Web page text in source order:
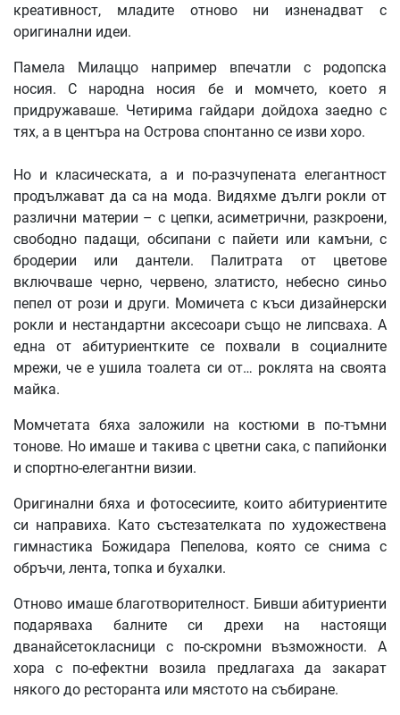
креативност, младите отново ни изненадват с
оригинални идеи.
Памела Милаццо например впечатли с родопска
носия. С народна носия бе и момчето, което я
придружаваше. Четирима гайдари дойдоха заедно с
тях, а в центъра на Острова спонтанно се изви хоро.
Но и класическата, а и по-разчупената елегантност
продължават да са на мода. Видяхме дълги рокли от
различни материи – с цепки, асиметрични, разкроени,
свободно падащи, обсипани с пайети или камъни, с
бродерии или дантели. Палитрата от цветове
включваше черно, червено, златисто, небесно синьо
пепел от рози и други. Момичета с къси дизайнерски
рокли и нестандартни аксесоари също не липсваха. А
една от абитуриентките се похвали в социалните
мрежи, че е ушила тоалета си от… роклята на своята
майка.
Момчетата бяха заложили на костюми в по-тъмни
тонове. Но имаше и такива с цветни сака, с папийонки
и спортно-елегантни визии.
Оригинални бяха и фотосесиите, които абитуриентите
си направиха. Като състезателката по художествена
гимнастика Божидара Пепелова, която се снима с
обръчи, лента, топка и бухалки.
Отново имаше благотворителност. Бивши абитуриенти
подаряваха балните си дрехи на настоящи
дванайсетокласници с по-скромни възможности. А
хора с по-ефектни возила предлагаха да закарат
някого до ресторанта или мястото на събиране.